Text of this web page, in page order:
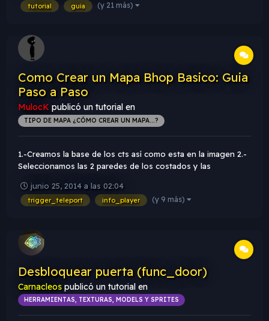
tutorial guia (y 21 más)
Como Crear un Mapa Bhop Basico: Guia
Paso a Paso
MulocK publicó un tutorial en
TIPO DE MAPA ¿CÓMO CREAR UN MAPA...?
1.-Creamos la base de los cts así como esta en la imagen 2.-
Seleccionamos las 2 paredes de los costados y las
la base ct 4.- Ahora creamos otro cuadrado de la misma
altura que...
junio 25, 2014 a las 02:04
trigger_teleport info_player (y 9 más)
Desbloquear puerta (func_door)
Carnacleos publicó un tutorial en
HERRAMIENTAS, TEXTURAS, MODELS Y SPRITES